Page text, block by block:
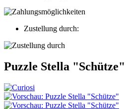
Zustellung durch:
Puzzle Stella "Schütze"